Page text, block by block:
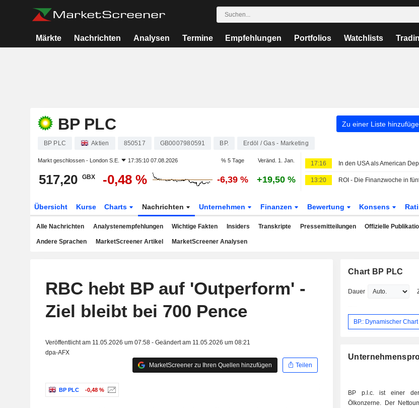
Märkte Nachrichten Analysen Termine Empfehlungen Portfolios Watchlists
BP PLC Zu einer Liste
BP PLC Aktien 850517 GB0007980591 BP. Erdöl / Gas - Marketing
Markt geschlossen - London S.E. 17:35:10 07.08.2026 % 5 Tage Veränd. 1. Jan.
517,20 GBX -0,48 % -6,39 % +19,50 %
17:16
13:20
Übersicht Kurse Charts Nachrichten Unternehmen Finanzen Bewertung Konsens
Alle Nachrichten Analystenempfehlungen Wichtige Fakten Insiders Transkripte Pressemitteilungen Offizielle
Andere Sprachen MarketScreener Artikel MarketScreener Analysen
RBC hebt BP auf 'Outperform' -
Ziel bleibt bei 700 Pence
Veröffentlicht am 11.05.2026 um 07:58 - Geändert am 11.05.2026 um 08:21
dpa-AFX
MarketScreener zu Ihren Quellen hinzufügen
Teilen
BP PLC -0,48 %
Chart BP PLC
Dauer
BP.: Dynamischer Chart
BP p.l.c. ist einer
Ölkonzerne. Der